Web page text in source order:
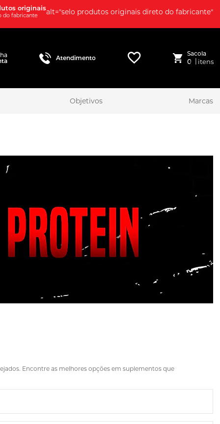
originais
do fabricante alt="selo produtos originais direto do fabricante"
Atendimento
Sacola
0 | itens
Objetivos Marcas
Encontre as melhores opções em suplementos que